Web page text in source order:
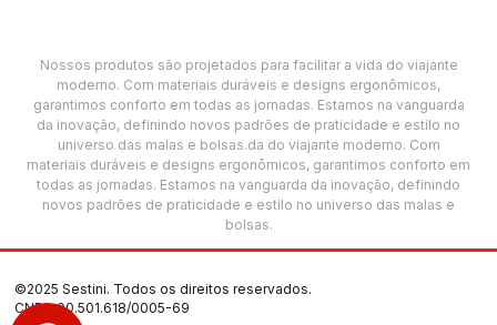
Nossos produtos são projetados para facilitar a vida do viajante
moderno. Com materiais duráveis e designs ergonômicos,
garantimos conforto em todas as jornadas. Estamos na vanguarda
da inovação, definindo novos padrões de praticidade e estilo no
universo das malas e bolsas.da do viajante moderno. Com
materiais duráveis e designs ergonômicos, garantimos conforto em
todas as jornadas. Estamos na vanguarda da inovação, definindo
novos padrões de praticidade e estilo no universo das malas e
bolsas.
©2025 Sestini. Todos os direitos reservados.
CNPJ: 00.501.618/0005-69